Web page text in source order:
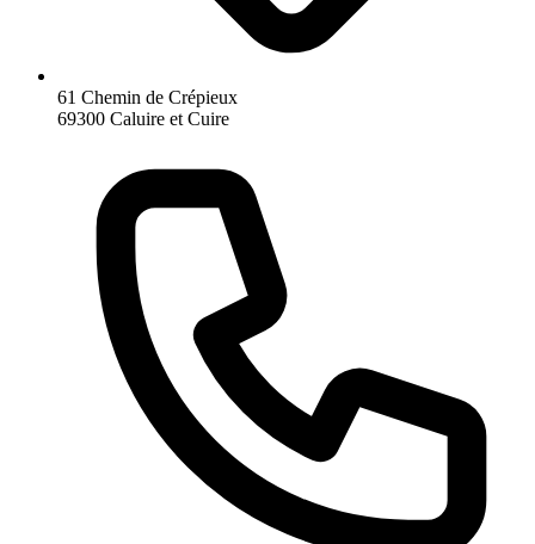
61 Chemin de Crépieux
69300 Caluire et Cuire